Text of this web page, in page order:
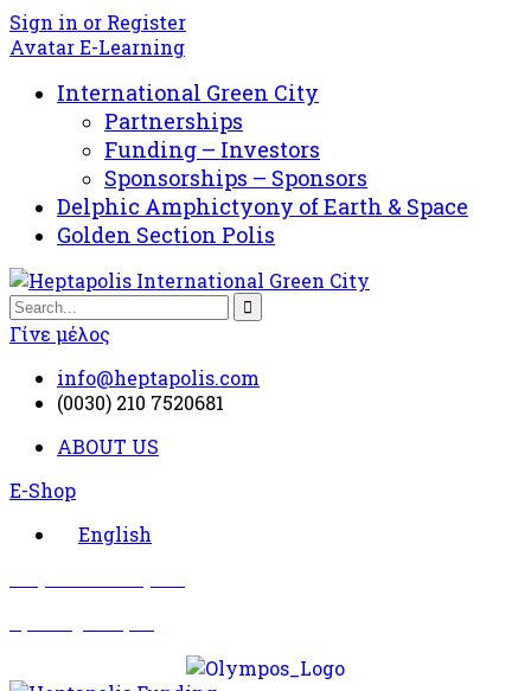
Sign in or Register
Avatar E-Learning
International Green City
Partnerships
Funding – Investors
Sponsorships – Sponsors
Delphic Amphictyony of Earth & Space
Golden Section Polis
Γίνε μέλος
info@heptapolis.com
(0030) 210 7520681
ABOUT US
E-Shop
English